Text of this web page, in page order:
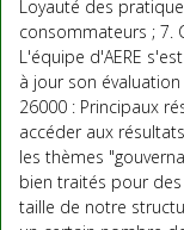
Loyauté des
consommateurs ; 7.
L'équipe d'AERE
à jour son
26000 : Principaux
accéder aux
les thèmes
bien traités pour
taille de notre